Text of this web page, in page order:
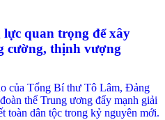
quan trọng để xây
cường, thịnh vượng
của Tổng Bí thư Tô Lâm, Đảng
thể Trung ương đẩy mạnh giải
toàn dân tộc trong kỷ nguyên mới.